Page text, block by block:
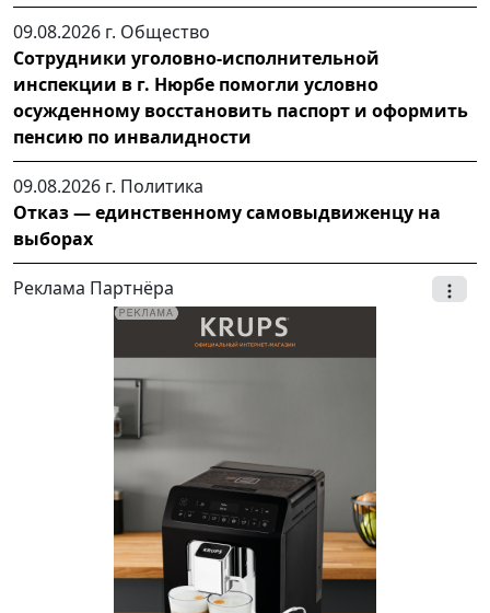
09.08.2026 г. Общество
Сотрудники уголовно-исполнительной
инспекции в г. Нюрбе помогли условно
осужденному восстановить паспорт и оформить
пенсию по инвалидности
09.08.2026 г. Политика
Отказ — единственному самовыдвиженцу на
выборах
Реклама Партнёра